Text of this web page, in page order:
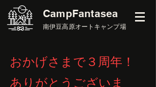
​CampFantasea
南伊豆高原オートキャンプ場
おかげさまで３周年！
ありがとうございま